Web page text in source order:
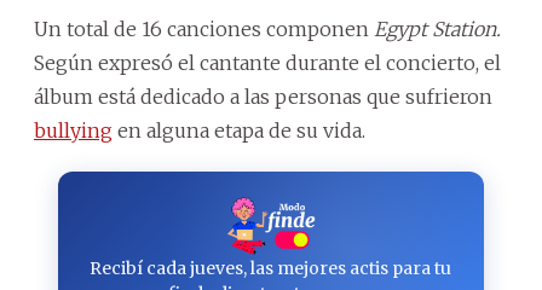
Un total de 16 canciones componen Egypt Station.
Según expresó el cantante durante el concierto, el
álbum está dedicado a las personas que sufrieron
bullying en alguna etapa de su vida.
Recibí cada jueves, las mejores actis para tu